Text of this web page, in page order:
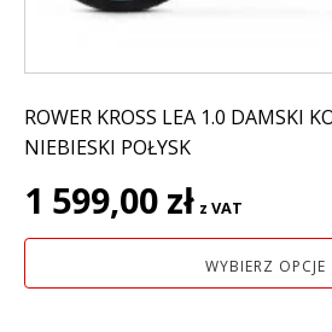
ROWER KROSS LEA 1.0 DAMSKI
NIEBIESKI POŁYSK
1 599,00 zł z VAT
WYBIERZ OPCJE